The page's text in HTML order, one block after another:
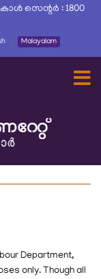
സെന്റർ : 1800
Malayalam
Department,
only. Though all